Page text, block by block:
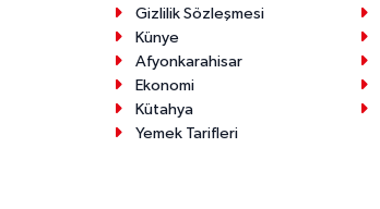
Gizlilik Sözleşmesi
Künye
Afyonkarahisar
Ekonomi
Kütahya
Yemek Tarifleri